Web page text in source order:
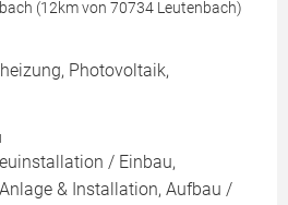
(12km von 70734 Leutenbach)
Photovoltaik,
/ Einbau,
& Installation, Aufbau /